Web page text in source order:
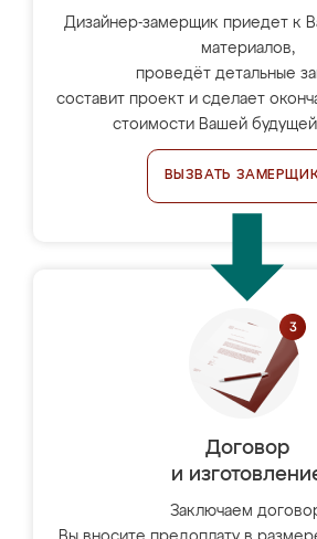
Дизайнер-замерщик приедет к
материалов,
проведёт детальные
составит проект и сделает
стоимости Вашей
ВЫЗВАТЬ
Договор
и
Заключаем